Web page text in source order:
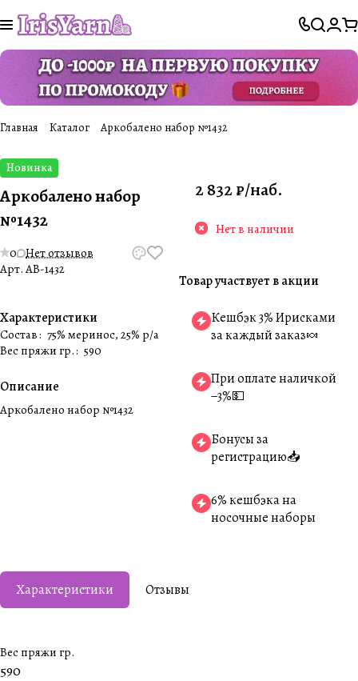
Главная Каталог Аркобалено набор №1432
Новинка
Аркобалено набор
№1432
0 Нет отзывов
Арт.AB-1432
Характеристики
Состав: 75% меринос, 25% p/a
Вес пряжи гр.: 590
Описание
Аркобалено набор №1432
2 832 ₽/наб.
Нет в наличии
Товар участвует в акции
Кешбэк 3% Ирисками
за каждый заказ🍬
При оплате наличкой
−3%💵
Бонусы за
регистрацию📥
6% кешбэка на
носочные наборы
Характеристики Отзывы
Вес пряжи гр.
590